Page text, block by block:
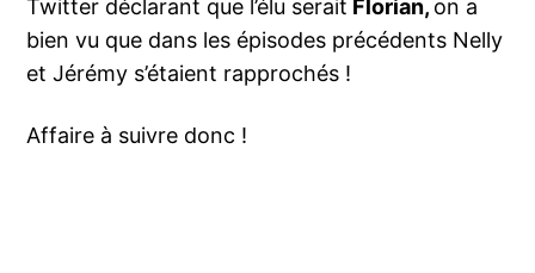
Twitter déclarant que l’élu serait Florian, on a
bien vu que dans les épisodes précédents Nelly
et Jérémy s’étaient rapprochés !
Affaire à suivre donc !